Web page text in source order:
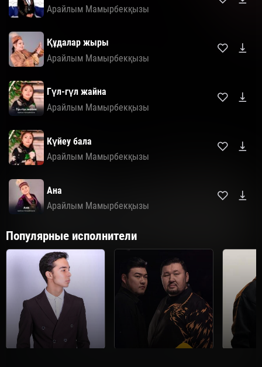
Арайлым Мамырбекқызы
Құдалар жыры
Арайлым Мамырбекқызы
Гүл-гүл жайна
Арайлым Мамырбекқызы
Күйеу бала
Арайлым Мамырбекқызы
Ана
Арайлым Мамырбекқызы
Популярные исполнители